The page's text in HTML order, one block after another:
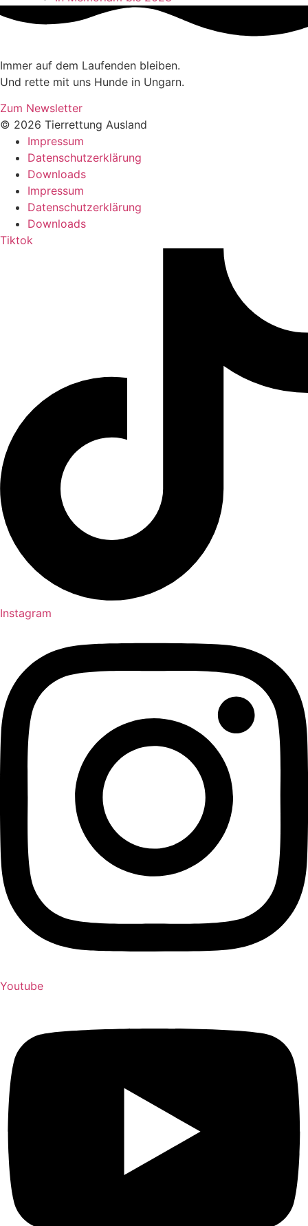
Immer auf dem Laufenden bleiben.
Und rette mit uns Hunde in Ungarn.
Zum Newsletter
© 2026 Tierrettung Ausland
Impressum
Datenschutzerklärung
Downloads
Impressum
Datenschutzerklärung
Downloads
Tiktok
Instagram
Youtube